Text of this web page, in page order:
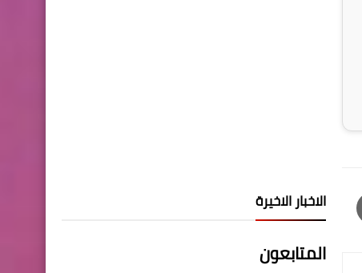
الاخبار الاخيرة
المتابعون